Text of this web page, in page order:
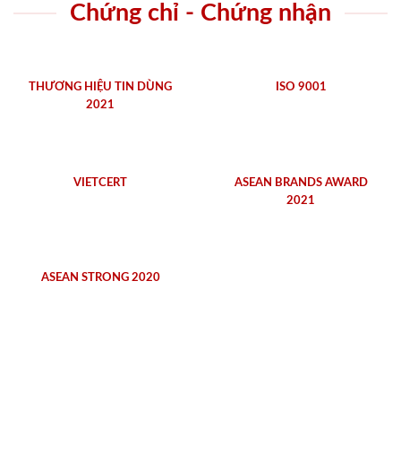
Chứng chỉ - Chứng nhận
THƯƠNG HIỆU TIN DÙNG
2021
ISO 9001
VIETCERT
ASEAN BRANDS AWARD
2021
ASEAN STRONG 2020